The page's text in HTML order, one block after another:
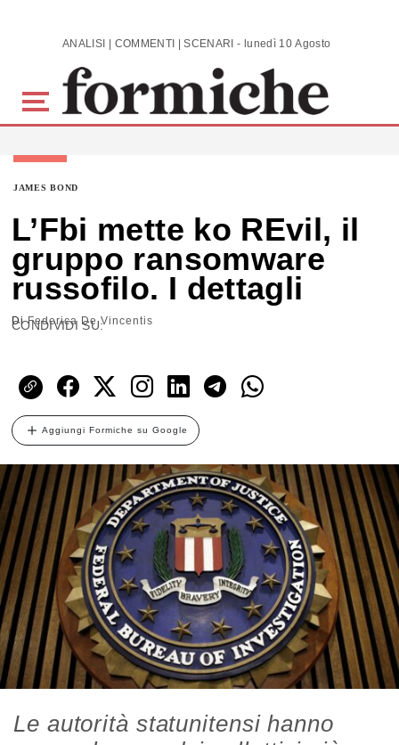
Skip to main content ANALISI | COMMENTI | SCENARI - lunedì 10 Agosto 2026
JAMES BOND
L’Fbi mette ko REvil, il
gruppo ransomware
russofilo. I dettagli
DiFederica De Vincentis
CONDIVIDI SU:
Aggiungi Formiche su Google
Le autorità statunitensi hanno